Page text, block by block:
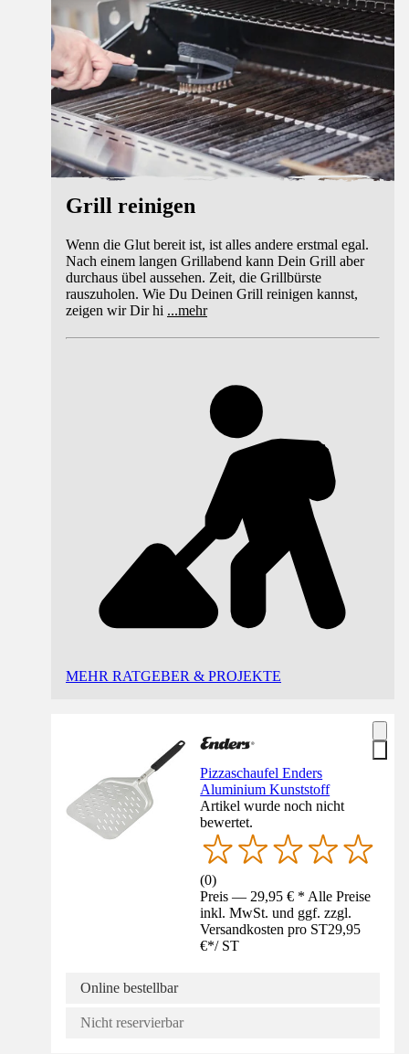
Grill reinigen
Wenn die Glut bereit ist, ist alles andere erstmal egal.
Nach einem langen Grillabend kann Dein Grill aber
durchaus übel aussehen. Zeit, die Grillbürste
rauszuholen. Wie Du Deinen Grill reinigen kannst,
zeigen wir Dir hi ...mehr
MEHR RATGEBER & PROJEKTE
Pizzaschaufel Enders
Aluminium Kunststoff
Artikel wurde noch nicht
bewertet.
(0)
Preis — 29,95 € * Alle Preise
inkl. MwSt. und ggf. zzgl.
Versandkosten pro ST29,95
€*/ ST
Online bestellbar
Nicht reservierbar